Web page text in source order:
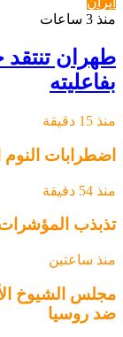
منذ 3 ساعات
طهران
بفاعليته
منذ 15 دقيقة
اضطرابات النوم
منذ 54 دقيقة
تذبذب المؤشرات
منذ ساعتين
مجلس الشيوخ
ضد روسيا